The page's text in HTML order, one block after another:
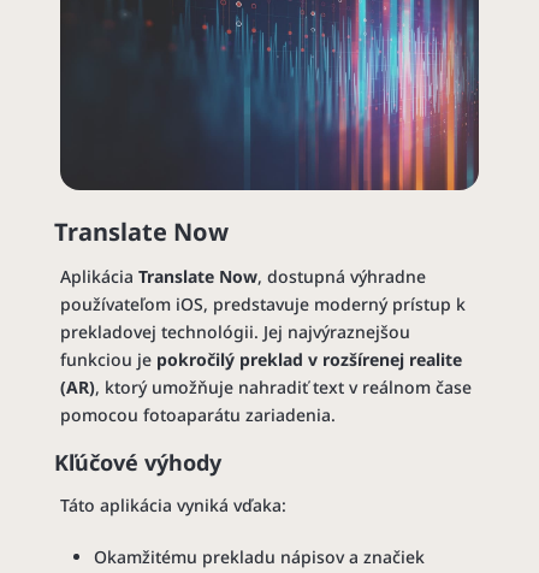
Translate Now
Aplikácia Translate Now, dostupná výhradne
používateľom iOS, predstavuje moderný prístup k
prekladovej technológii. Jej najvýraznejšou
funkciou je pokročilý preklad v rozšírenej realite
(AR), ktorý umožňuje nahradiť text v reálnom čase
pomocou fotoaparátu zariadenia.
Kľúčové výhody
Táto aplikácia vyniká vďaka:
Okamžitému prekladu nápisov a značiek